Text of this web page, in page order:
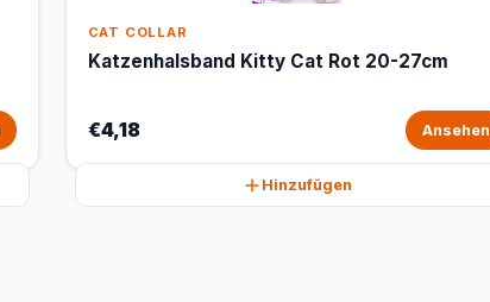
CAT COLLAR
Katzenhalsband Kitty Cat Rot 20-27cm
€4,18 Ansehen
Hinzufügen